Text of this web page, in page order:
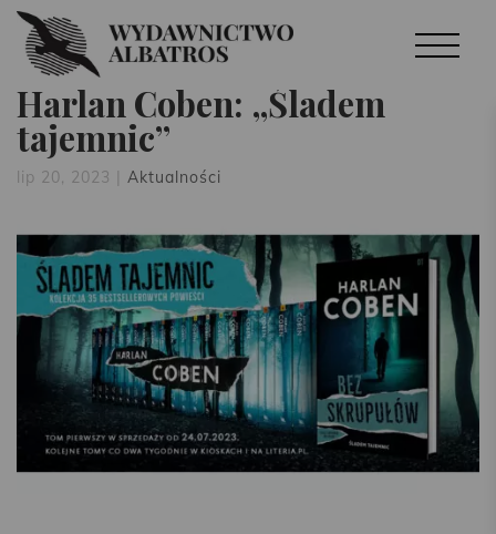
Harlan Coben: „Śladem
tajemnic”
lip 20, 2023 | Aktualności